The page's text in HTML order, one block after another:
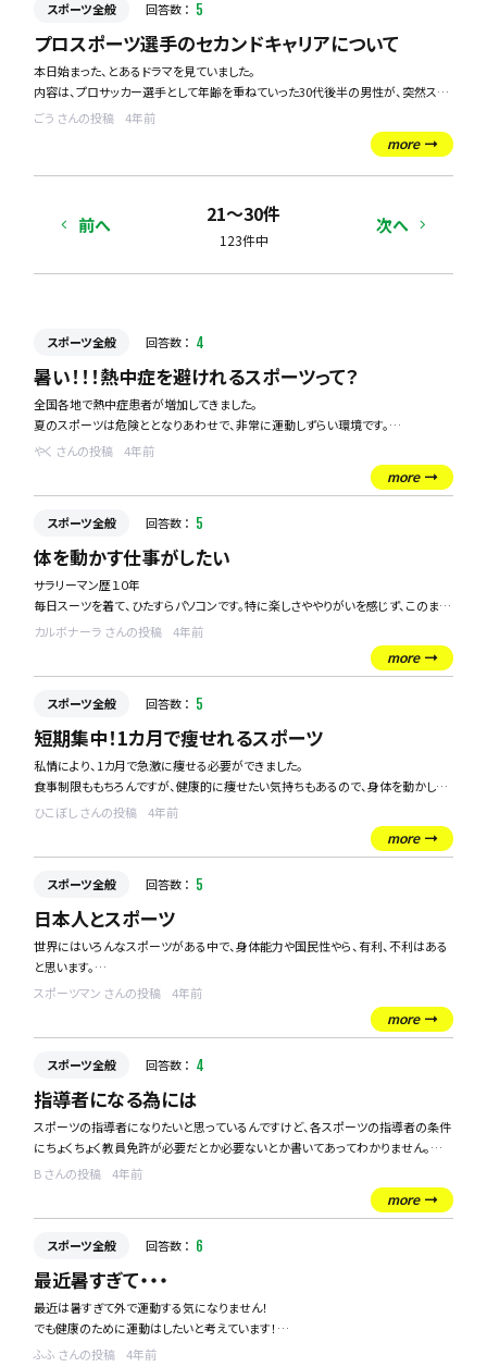
スポーツ全般 回答数 ： 5
プロスポーツ選手のセカンドキャリアについて
本日始まった、とあるドラマを見ていました。
内容は、プロサッカー選手として年齢を重ねていった30代後半の男性が、突然スポ
ーツ選手を引退せざるを得ない状況となり、セカンドキャリアをどうしていこうかと
実際問題、プロ選手にはほんの一握りの選手しかなれなくて、煌びやかな世界をイ
躍し続けるのも体力的な問題で難しいこともまた事実です。
一般的なものから一風変わった職業でも構わないので、いろいろな例を教えてほし
ごう さんの投稿
4年前
more
21〜30件
123件中
前へ 次へ
スポーツ全般 回答数 ： 4
暑い！！！熱中症を避けれるスポーツって？
全国各地で熱中症患者が増加してきました。
夏のスポーツは危険ととなりあわせで、非常に運動しずらい環境です。
そんな過酷な環境でも楽しめるスポーツはありますか？
やく さんの投稿
4年前
more
スポーツ全般 回答数 ： 5
体を動かす仕事がしたい
サラリーマン歴１０年
毎日スーツを着て、ひたすらパソコンです。特に楽しさややりがいを感じず、このまま
でいいのかと。
サラリーマンしかやってこなかった僕になにができるのかなと。
これがやりたい！というのはなく、スポーツを仕事にしたいという、漠然な目標です。
どんな仕事の種類があるのでしょうか。
カルボナーラ さんの投稿
4年前
more
スポーツ全般 回答数 ： 5
短期集中！1カ月で痩せれるスポーツ
私情により、1カ月で急激に痩せる必要ができました。
食事制限ももちろんですが、健康的に痩せたい気持ちもあるので、身体を動かして
痩せたいなと思っております！
季節柄、ウィンタースポーツは無理ですが、何か夏のこの時期にカロリー消費量の
急募です！！！
ひこぼし さんの投稿
4年前
more
スポーツ全般 回答数 ： 5
日本人とスポーツ
世界にはいろんなスポーツがある中で、身体能力や国民性やら、有利、不利はある
と思います。
その中で日本人が有利だと思うスポーツは何だと思いますか？
身体能力が大半を占めるスポーツなどは個人的に世界で戦うには不利な気がしま
スポーツマン さんの投稿
4年前
more
スポーツ全般 回答数 ： 4
指導者になる為には
スポーツの指導者になりたいと思っているんですけど、各スポーツの指導者の条件
にちょくちょく教員免許が必要だとか必要ないとか書いてあってわかりません。
誰か簡単に説明してほしいです
B さんの投稿
4年前
more
スポーツ全般 回答数 ： 6
最近暑すぎて・・・
最近は暑すぎて外で運動する気になりません！
でも健康のために運動はしたいと考えています！
室内かつ、涼しい空間でできるスポーツは何かありますか？
ふふ さんの投稿
4年前